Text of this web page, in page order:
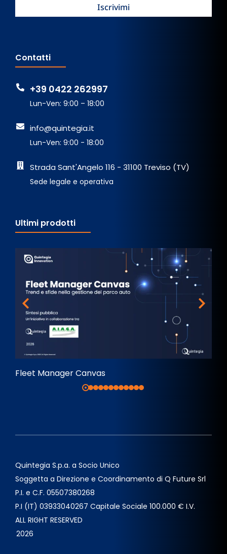
Contatti
+39 0422 262997
Lun-Ven: 9:00 – 18:00
info@quintegia.it
Lun-Ven: 9:00 - 18:00
Strada Sant'Angelo 116 - 31100 Treviso (TV)
Sede legale e operativa
Ultimi prodotti
Fleet Manager Canvas
Quintegia S.p.a. a Socio Unico
Soggetta a Direzione e Coordinamento di Q Future Srl
P.I. e C.F. 05507380268
P.I (IT) 03933040267 Capitale Sociale 100.000 € I.V.
ALL RIGHT RESERVED
2026